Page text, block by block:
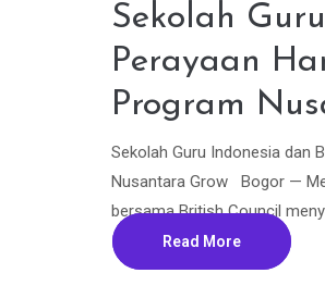
Sekolah
Perayaan
Program
Sekolah Guru Indonesia dan
Nusantara Grow Bogor —
bersama British Council
Read More